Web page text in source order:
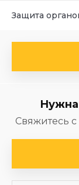
Защита
Свяжитесь